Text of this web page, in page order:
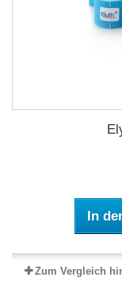
In
Zum Vergleich